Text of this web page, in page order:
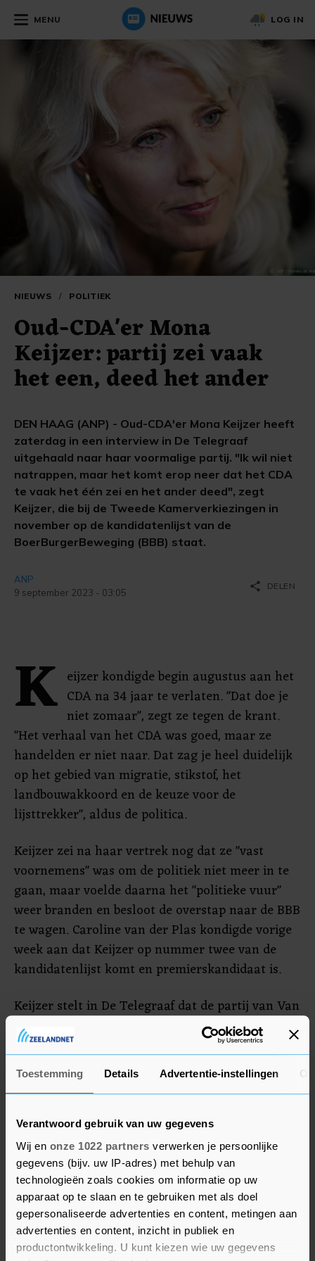
Toestemming Details Advertentie-instellingen
Verantwoord gebruik van uw gegevens
Wij en onze 1022 partners verwerken je persoonlijke
gegevens (bijv. uw IP-adres) met behulp van
technologieën zoals cookies om informatie op uw
apparaat op te slaan en te gebruiken met als doel
gepersonaliseerde advertenties en content, metingen aan
advertenties en content, inzicht in publiek en
productontwikkeling. U kunt kiezen wie uw gegevens
MENU LOG IN
NIEUWS / POLITIEK
Oud-CDA'er Mona
Keijzer: partij zei vaak
het een, deed het ander
DEN HAAG (ANP) - Oud-CDA'er Mona Keijzer heeft
zaterdag in een interview in De Telegraaf
uitgehaald naar haar voormalige partij. "Ik wil niet
natrappen, maar het komt erop neer dat het CDA
te vaak het één zei en het ander deed", zegt
Keijzer, die bij de Tweede Kamerverkiezingen in
november op de kandidatenlijst van de
BoerBurgerBeweging (BBB) staat.
ANP
9 september 2023 - 03:05
share DELEN
K eijzer kondigde begin augustus aan het
CDA na 34 jaar te verlaten. "Dat doe je
niet zomaar", zegt ze tegen de krant.
"Het verhaal van het CDA was goed, maar ze
handelden er niet naar. Dat zag je heel duidelijk
op het gebied van migratie, stikstof, het
landbouwakkoord en de keuze voor de
lijsttrekker", aldus de politica.
Keijzer zei na haar vertrek nog dat ze "vast
voornemens" was om de politiek niet meer in te
gaan, maar voelde daarna het "politieke vuur"
weer branden en besloot de overstap naar de BBB
te wagen. Caroline van der Plas kondigde vorige
week aan dat Keijzer op nummer twee van de
kandidatenlijst komt en premierskandidaat is.
Keijzer stelt in De Telegraaf dat de partij van Van
der Plas, tot vorige week een eenmansfractie, in
de aanloop naar de verkiezingen kampt met een
'groeistuip'. "Die groeistuip zit hem erin dat zij
alles alleen moet doen, tot nu toe. Gelukkig
week alweer meer rust ingebouwd."